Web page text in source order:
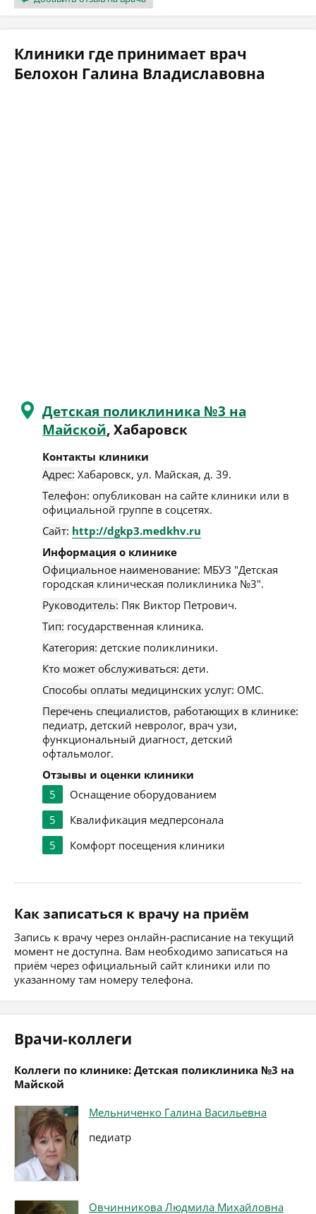
Клиники где принимает врач
Белохон Галина Владиславовна
Детская поликлиника №3 на
Майской, Хабаровск
Контакты клиники
Адрес: Хабаровск, ул. Майская, д. 39.
Телефон: опубликован на сайте клиники или в
официальной группе в соцсетях.
Сайт: http://dgkp3.medkhv.ru
Информация о клинике
Официальное наименование: МБУЗ "Детская
городская клиническая поликлиника №3".
Руководитель: Пяк Виктор Петрович.
Тип: государственная клиника.
Категория: детские поликлиники.
Кто может обслуживаться: дети.
Способы оплаты медицинских услуг: ОМС.
Перечень специалистов, работающих в клинике:
педиатр, детский невролог, врач узи,
функциональный диагност, детский
офтальмолог.
Отзывы и оценки клиники
5
Оснащение оборудованием
5
Квалификация медперсонала
5
Комфорт посещения клиники
Как записаться к врачу на приём
Запись к врачу через онлайн-расписание на текущий
момент не доступна. Вам необходимо записаться на
приём через официальный сайт клиники или по
указанному там номеру телефона.
Врачи-коллеги
Коллеги по клинике: Детская поликлиника №3 на
Майской
Мельниченко Галина Васильевна
педиатр
Овчинникова Людмила Михайловна